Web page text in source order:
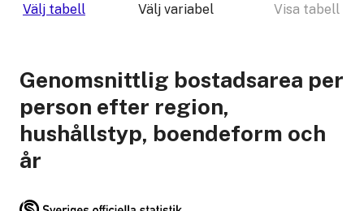
Välj tabell Välj variabel Visa tabell
Genomsnittlig bostadsarea per
person efter region,
hushållstyp, boendeform och
år